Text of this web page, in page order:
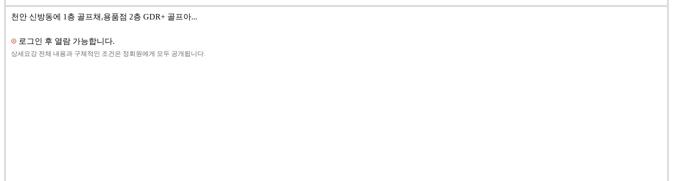
천안 신방동에 1층 골프채,용품점 2층 GDR+ 골프아...
로그인 후 열람 가능합니다.
상세요강 전체 내용과 구체적인 조건은 정회원에게 모두 공개됩니다.